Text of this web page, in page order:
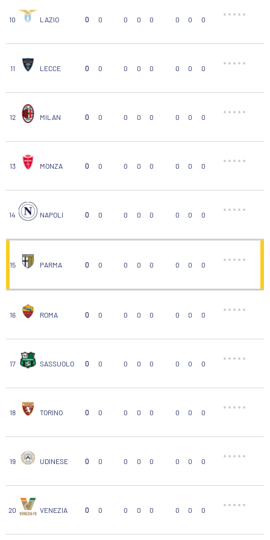
10 LAZIO 0 0 0 0 0 0 0 0
11 LECCE 0 0 0 0 0 0 0 0
12 MILAN 0 0 0 0 0 0 0 0
13 MONZA 0 0 0 0 0 0 0 0
14 NAPOLI 0 0 0 0 0 0 0 0
15 PARMA 0 0 0 0 0 0 0 0
16 ROMA 0 0 0 0 0 0 0 0
17 SASSUOLO 0 0 0 0 0 0 0 0
18 TORINO 0 0 0 0 0 0 0 0
19 UDINESE 0 0 0 0 0 0 0 0
20 VENEZIA 0 0 0 0 0 0 0 0